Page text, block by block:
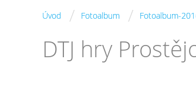
Úvod / Fotoalbum / Fotoalbum-
DTJ hry